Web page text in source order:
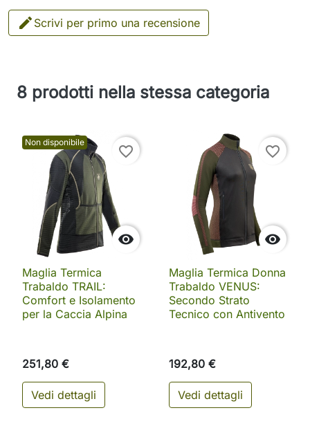
 Scrivi per primo una recensione
8 prodotti nella stessa categoria
Non disponibile

favorite_border
Maglia Termica
Trabaldo TRAIL:
Comfort e Isolamento
per la Caccia Alpina
251,80 €
Vedi dettagli

favorite_border
Maglia Termica Donna
Trabaldo VENUS:
Secondo Strato
Tecnico con Antivento
192,80 €
Vedi dettagli